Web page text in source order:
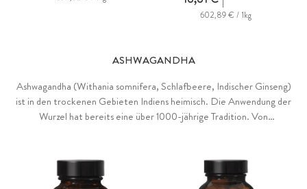
602,89 € / 1kg
ASHWAGANDHA
Ashwagandha (Withania somnifera, Schlafbeere, Indischer Ginseng)
ist in den trockenen Gebieten Indiens heimisch. Die Anwendung der
Wurzel hat bereits eine über 1000-jährige Tradition. Von